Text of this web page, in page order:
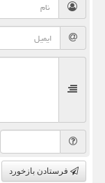
فرستادن بازخورد